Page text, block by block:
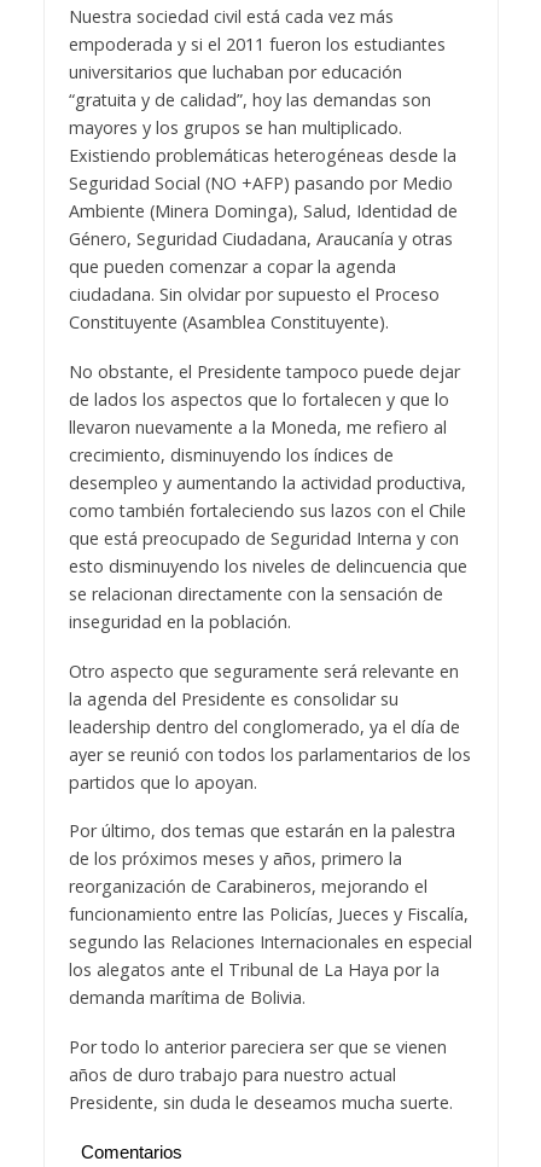
Nuestra sociedad civil está cada vez más
empoderada y si el 2011 fueron los estudiantes
universitarios que luchaban por educación
“gratuita y de calidad”, hoy las demandas son
mayores y los grupos se han multiplicado.
Existiendo problemáticas heterogéneas desde la
Seguridad Social (NO +AFP) pasando por Medio
Ambiente (Minera Dominga), Salud, Identidad de
Género, Seguridad Ciudadana, Araucanía y otras
que pueden comenzar a copar la agenda
ciudadana. Sin olvidar por supuesto el Proceso
Constituyente (Asamblea Constituyente).
No obstante, el Presidente tampoco puede dejar
de lados los aspectos que lo fortalecen y que lo
llevaron nuevamente a la Moneda, me refiero al
crecimiento, disminuyendo los índices de
desempleo y aumentando la actividad productiva,
como también fortaleciendo sus lazos con el Chile
que está preocupado de Seguridad Interna y con
esto disminuyendo los niveles de delincuencia que
se relacionan directamente con la sensación de
inseguridad en la población.
Otro aspecto que seguramente será relevante en
la agenda del Presidente es consolidar su
leadership dentro del conglomerado, ya el día de
ayer se reunió con todos los parlamentarios de los
partidos que lo apoyan.
Por último, dos temas que estarán en la palestra
de los próximos meses y años, primero la
reorganización de Carabineros, mejorando el
funcionamiento entre las Policías, Jueces y Fiscalía,
segundo las Relaciones Internacionales en especial
los alegatos ante el Tribunal de La Haya por la
demanda marítima de Bolivia.
Por todo lo anterior pareciera ser que se vienen
años de duro trabajo para nuestro actual
Presidente, sin duda le deseamos mucha suerte.
Comentarios